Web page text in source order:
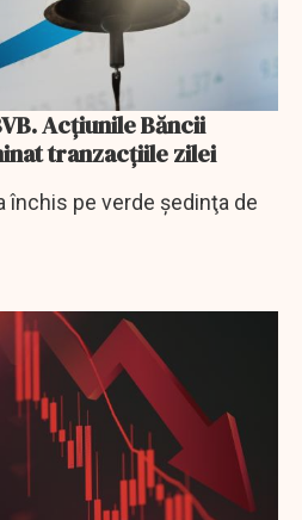
Acțiunile Băncii
tranzacțiile zilei
închis pe verde şedinţa de